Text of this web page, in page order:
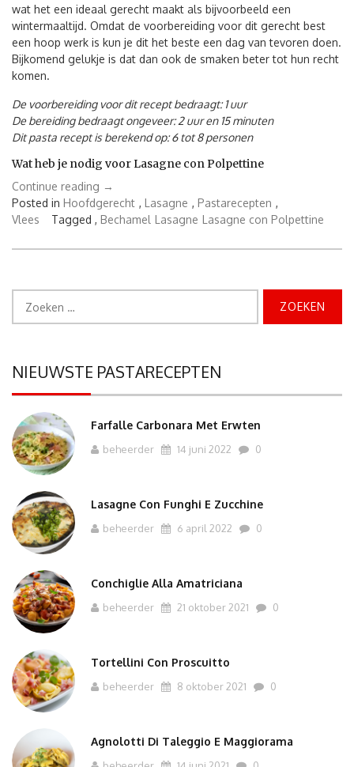
wat het een ideaal gerecht maakt als bijvoorbeeld een
wintermaaltijd. Omdat de voorbereiding voor dit gerecht best
een hoop werk is kun je dit het beste een dag van tevoren doen.
Bijkomend gelukje is dat dan ook de smaken beter tot hun recht
komen.
De voorbereiding voor dit recept bedraagt: 1 uur
De bereiding bedraagt ongeveer: 2 uur en 15 minuten
Dit pasta recept is berekend op: 6 tot 8 personen
Wat heb je nodig voor Lasagne con Polpettine
Continue reading “Lasagne
con
Polpettine”
→
Posted in Hoofdgerecht , Lasagne , Pastarecepten ,
Vlees
Tagged , Bechamel Lasagne Lasagne con Polpettine
naar:
NIEUWSTE PASTARECEPTEN
Farfalle Carbonara Met Erwten
beheerder 14 juni 2022 0
Lasagne Con Funghi E Zucchine
beheerder 6 april 2022 0
Conchiglie Alla Amatriciana
beheerder 21 oktober 2021 0
Tortellini Con Proscuitto
beheerder 8 oktober 2021 0
Agnolotti Di Taleggio E Maggiorama